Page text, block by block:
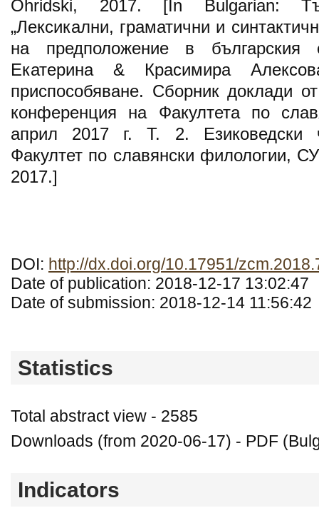
Ohridski, 2017. [In Bulgarian:
„Лексикални, граматични и
на предположение в българския
Екатерина & Красимира
приспособяване. Сборник доклади
конференция на Факултета по
април 2017 г. Т. 2. Езиковедски
Факултет по славянски филологии,
2017.]
DOI: http://dx.doi.org/10.17951/
Date of publication: 2018-12-17 13:02:47
Date of submission: 2018-12-14 11:56:42
Statistics
Total abstract view - 2585
Downloads (from 2020-06-17) - PDF
Indicators